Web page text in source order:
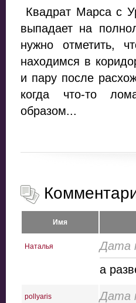
Квадрат Марса с
выпадает на
нужно отметить,
находимся в
и пару после
когда что-то
образом...
Имя
Наталья Дата
а
pollyaris Дата